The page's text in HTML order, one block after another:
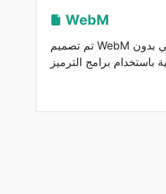
WebM
تم تصميم WebM للويب، حيث يوفر بث فيديو مجاني بدون